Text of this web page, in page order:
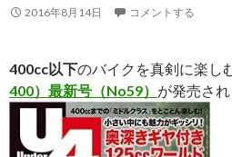
2016年8月14日 コメントする
400cc以下のバイクを真剣に楽し
400）最新号 （No59） が発売され